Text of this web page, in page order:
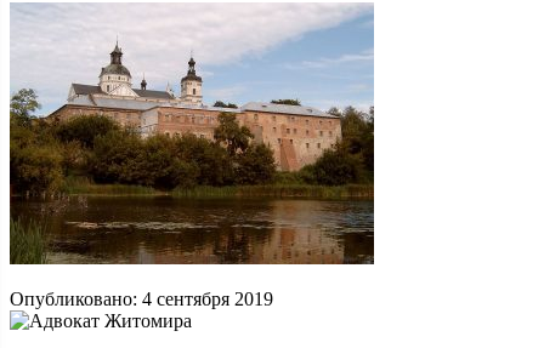
Опубликовано: 4 сентября 2019